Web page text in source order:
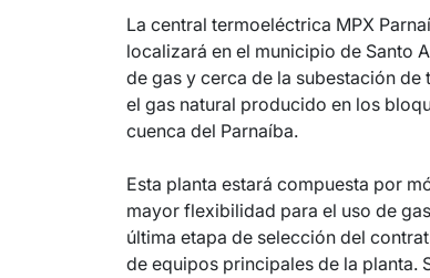
La central termoeléctrica MPX
localizará en el municipio de Santo
de gas y cerca de la subestación de
el gas natural producido en los
cuenca del Parnaíba.
Esta planta estará compuesta por
mayor flexibilidad para el uso de
última etapa de selección del
de equipos principales de la planta.